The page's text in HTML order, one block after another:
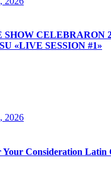
SHOW CELEBRARON
«LIVE SESSION #1»
2026
Your Consideration Latin